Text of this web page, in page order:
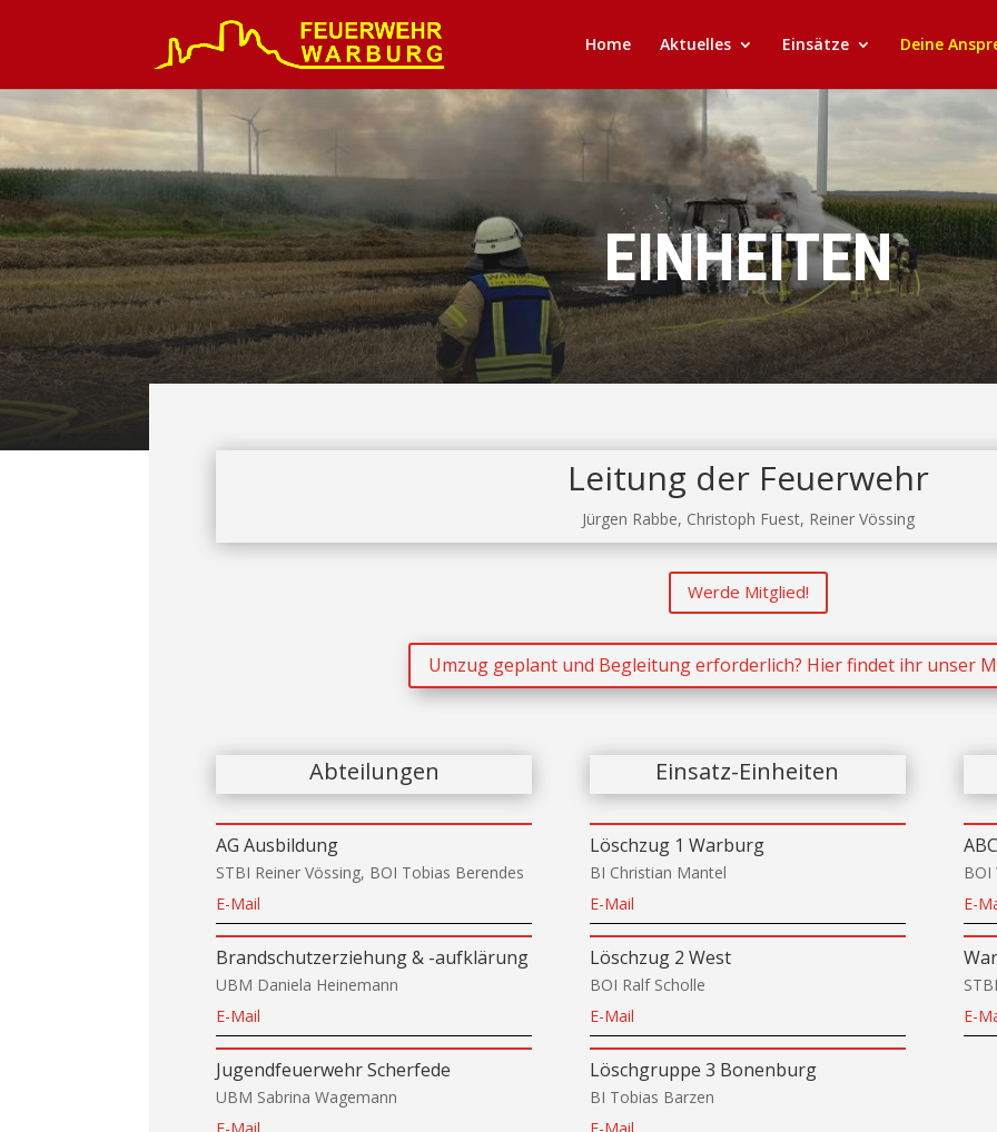
Home Aktuelles Einsätze Deine
EINHEITEN
Leitung der Feuerwehr
Jürgen Rabbe, Christoph Fuest, Reiner Vössing
Werde Mitglied!
Umzug geplant und Begleitung erforderlich? Hier findet ihr unser
Abteilungen
AG Ausbildung
STBI Reiner Vössing, BOI Tobias Berendes
E-Mail
Brandschutzerziehung & -aufklärung
UBM Daniela Heinemann
E-Mail
Jugendfeuerwehr Scherfede
UBM Sabrina Wagemann
Einsatz-Einheiten
Löschzug 1 Warburg
BI Christian Mantel
E-Mail
Löschzug 2 West
BOI Ralf Scholle
E-Mail
Löschgruppe 3 Bonenburg
BI Tobias Barzen
BOI
E-
E-